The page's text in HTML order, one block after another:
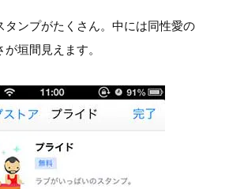
タンプがたくさん。中には同性愛の
垣間見えます。